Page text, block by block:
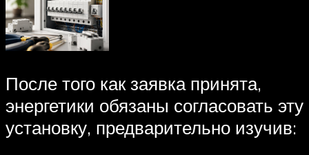
После того как заявка принята,
энергетики обязаны согласовать эту
установку, предварительно изучив: